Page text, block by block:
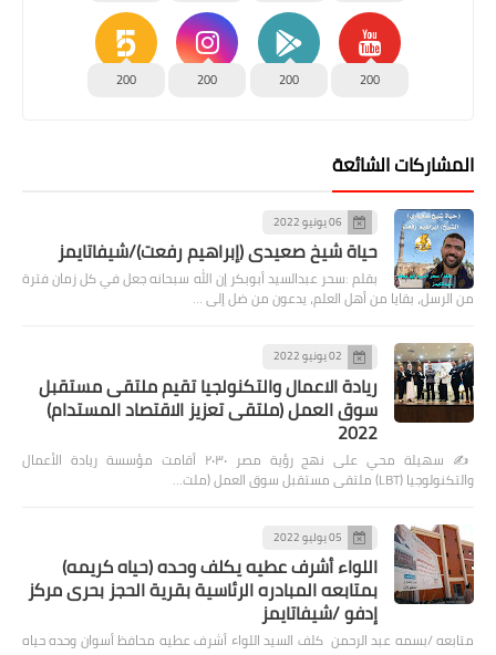
200
200
200
200
المشاركات الشائعة
06 يونيو 2022
حياة شيخ صعيدى (إبراهيم رفعت)/شيفاتايمز
بقلم :سحر عبدالسيد أبوبكر إن الله سبحانه جعل في كل زمان فترة
من الرسل، بقايا من أهل العلم، يدعون من ضل إلى …
02 يونيو 2022
ريادة الاعمال والتكنولجيا تقيم ملتقى مستقبل
سوق العمل (ملتقى تعزيز الاقتصاد المستدام)
2022
✍️ سهيلة محي على نهج رؤية مصر ٢٠٣٠ أقامت مؤسسة ريادة الأعمال
والتكنولوجيا (LBT) ملتقى مستقبل سوق العمل (ملت…
05 يوليو 2022
اللواء أشرف عطيه يكلف وحده (حياه كريمه)
بمتابعه المبادره الرئاسية بقرية الحجز بحرى مركز
إدفو /شيفاتايمز
متابعه /بسمه عبد الرحمن كلف السيد اللواء أشرف عطيه محافظ أسوان وحده حياه